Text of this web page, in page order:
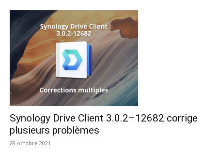
Synology Drive Client 3.0.2–12682 corrige
plusieurs problèmes
28 octobre 2021